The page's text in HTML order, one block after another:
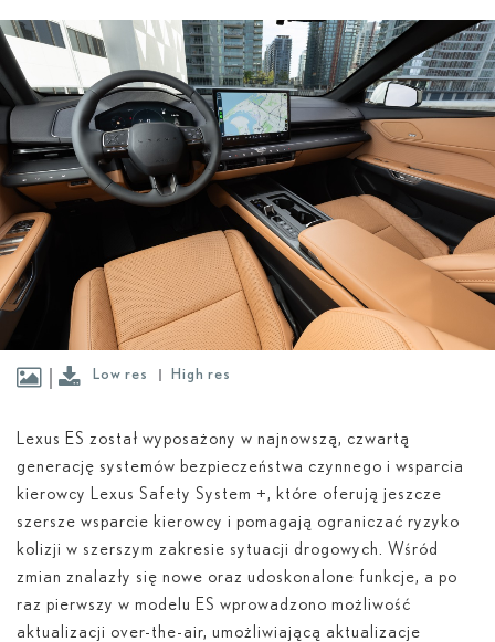
Low res High res
Lexus ES został wyposażony w najnowszą, czwartą
generację systemów bezpieczeństwa czynnego i wsparcia
kierowcy Lexus Safety System +, które oferują jeszcze
szersze wsparcie kierowcy i pomagają ograniczać ryzyko
kolizji w szerszym zakresie sytuacji drogowych. Wśród
zmian znalazły się nowe oraz udoskonalone funkcje, a po
raz pierwszy w modelu ES wprowadzono możliwość
aktualizacji over-the-air, umożliwiającą aktualizacje